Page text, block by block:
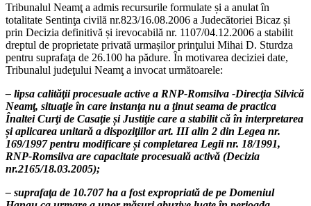
Tribunalul Neamţ a admis recursurile formulate și a anulat în
totalitate Sentinţa civilă nr.823/16.08.2006 a Judecătoriei Bicaz și
prin Decizia definitivă și irevocabilă nr. 1107/04.12.2006 a stabilit
dreptul de proprietate privată urmașilor prinţului Mihai D. Sturdza
pentru suprafaţa de 26.100 ha pădure. În motivarea deciziei date,
Tribunalul judeţului Neamţ a invocat următoarele:
– lipsa calităţii procesuale active a RNP-Romsilva -Direcţia Silvică
Neamţ, situaţie în care instanţa nu a ţinut seama de practica
Înaltei Curţi de Casaţie și Justiţie care a stabilit că în interpretarea
și aplicarea unitară a dispoziţiilor art. III alin 2 din Legea nr.
169/1997 pentru modificare și completarea Legii nr. 18/1991,
RNP-Romsilva are capacitate procesuală activă (Decizia
nr.2165/18.03.2005);
– suprafaţa de 10.707 ha a fost expropriată de pe Domeniul